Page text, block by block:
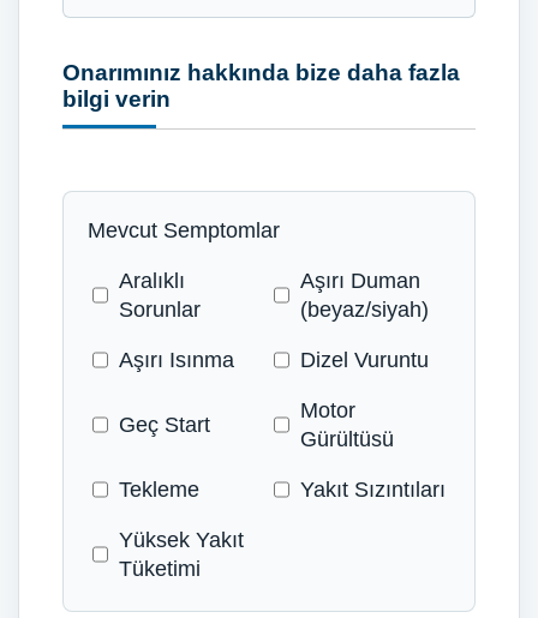
Onarımınız hakkında bize daha fazla
bilgi verin
Mevcut Semptomlar
Aralıklı
Sorunlar
Aşırı Duman
(beyaz/siyah)
Aşırı Isınma Dizel Vuruntu
Geç Start
Motor
Gürültüsü
Tekleme Yakıt Sızıntıları
Yüksek Yakıt
Tüketimi